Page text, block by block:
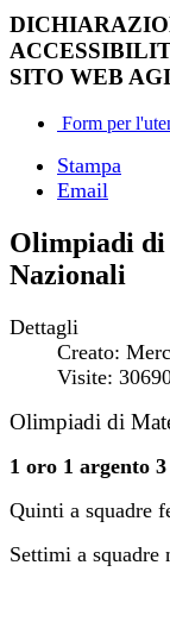
SITO WEB
Form per
Stampa
Email
Olimpiadi
Nazionali
Dettagli
Creato:
Visite:
Olimpiadi di
1 oro 1 argento
Quinti a squadre
Settimi a squadre